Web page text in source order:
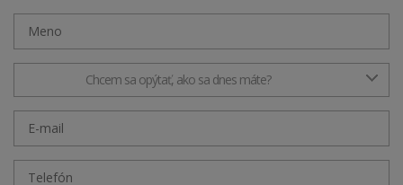
Chcem sa opýtať, ako sa dnes máte?